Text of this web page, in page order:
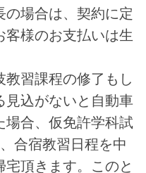
の場合は、契約に定
客様のお支払いは生
習課程の修了もし
見込がないと自動車
場合、仮免許学科試
合宿教習日程を中
頂きます。このと